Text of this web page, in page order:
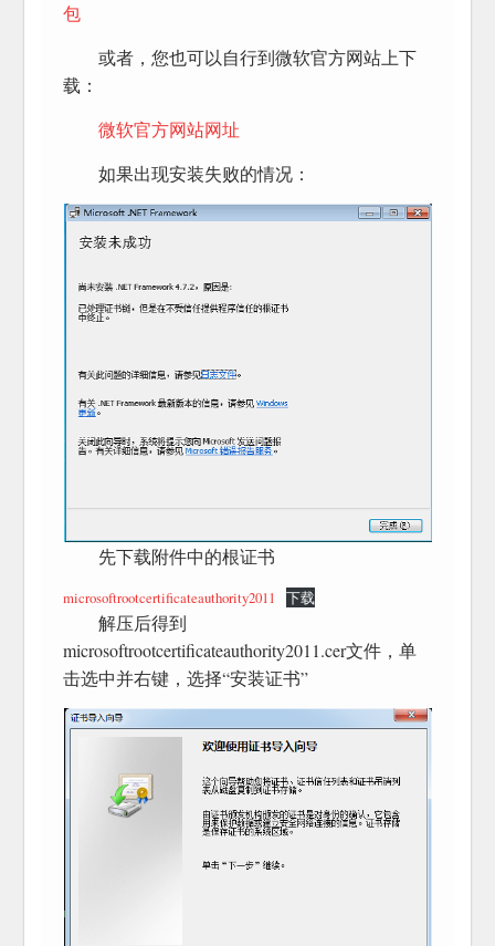
包
或者，您也可以自行到微软官方网站上下
载：
微软官方网站网址
如果出现安装失败的情况：
先下载附件中的根证书
microsoftrootcertificateauthority2011 下载
解压后得到
microsoftrootcertificateauthority2011.cer文件，单
击选中并右键，选择“安装证书”